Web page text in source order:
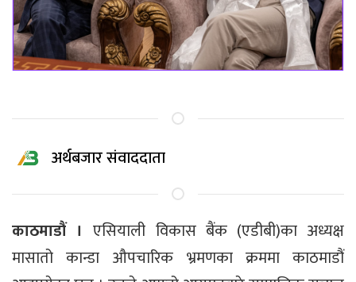
अर्थबजार संवाददाता
काठमाडौं ।एसियाली विकास बैंक (एडीबी)का अध्यक्ष
मासातो कान्डा औपचारिक भ्रमणका क्रममा काठमाडौं